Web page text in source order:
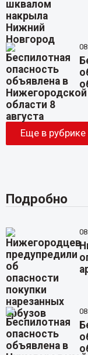
Еще в рубрике
Подробно